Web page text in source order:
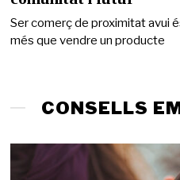
i
g
2
Ser comerç de proximitat avui
més que vendre un producte
CONSELLS